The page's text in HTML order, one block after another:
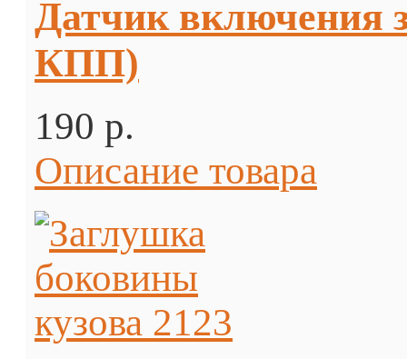
Датчик включения
КПП)
190 p.
Описание товара